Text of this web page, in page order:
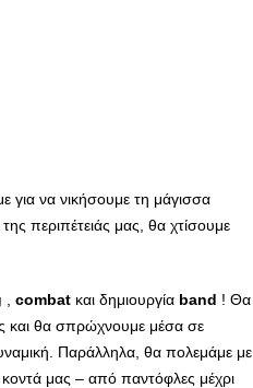
για να νικήσουμε τη μάγισσα
περιπέτειάς μας, θα χτίσουμε
combat και δημιουργία band ! Θα
και θα σπρώχνουμε μέσα σε
Παράλληλα, θα πολεμάμε με
κοντά μας – από παντόφλες μέχρι